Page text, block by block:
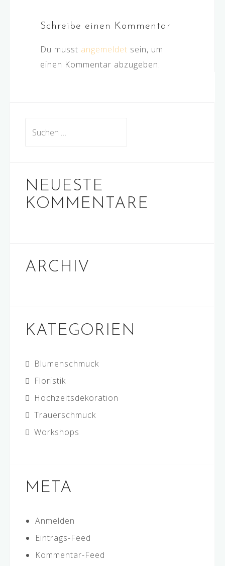
Schreibe einen Kommentar
Du musst angemeldet sein, um
einen Kommentar abzugeben.
NEUESTE
KOMMENTARE
ARCHIV
KATEGORIEN
Blumenschmuck
Floristik
Hochzeitsdekoration
Trauerschmuck
Workshops
META
Anmelden
Eintrags-Feed
Kommentar-Feed